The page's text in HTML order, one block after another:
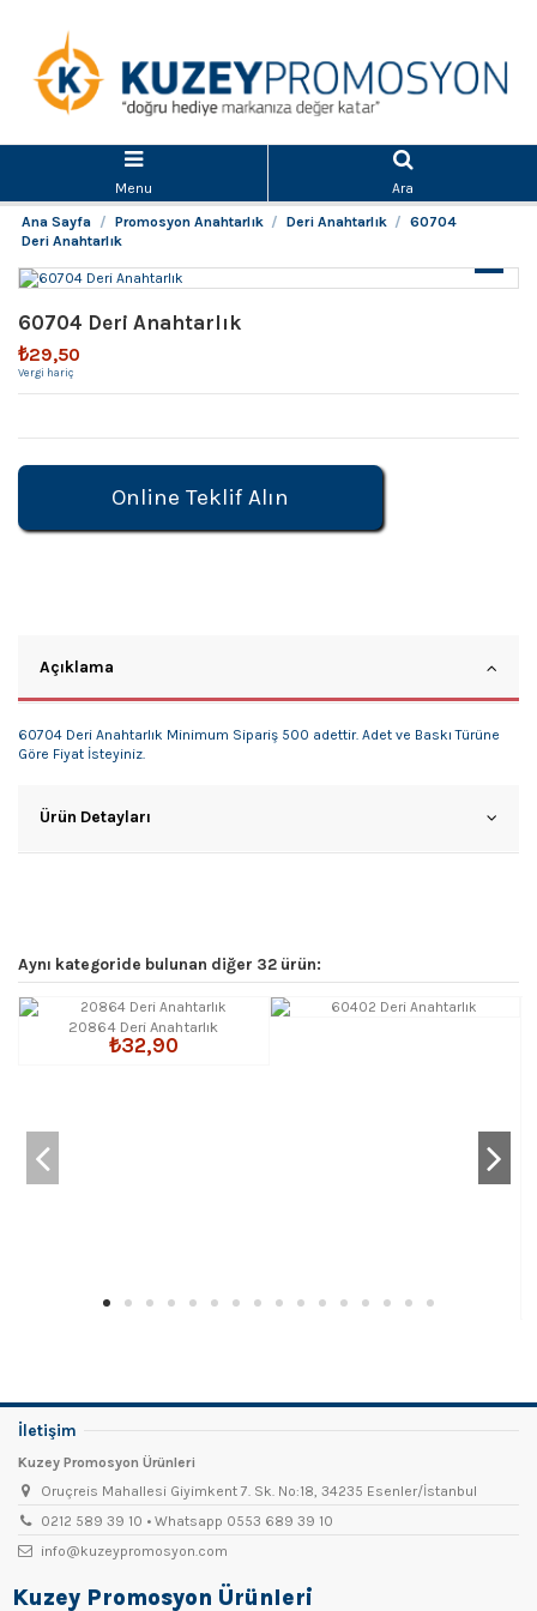
Menu
Ara
Ana Sayfa
Promosyon Anahtarlık Deri Anahtarlık
60704
Deri Anahtarlık
60704 Deri Anahtarlık
₺29,50
Vergi hariç
Online Teklif Alın
Açıklama
60704 Deri Anahtarlık Minimum Sipariş 500 adettir. Adet ve Baskı Türüne
Göre Fiyat İsteyiniz.
Ürün Detayları
Aynı kategoride bulunan diğer 32 ürün:
20864 Deri Anahtarlık
₺32,90
İletişim
Kuzey Promosyon Ürünleri
Oruçreis Mahallesi Giyimkent 7. Sk. No:18, 34235 Esenler/İstanbul
0212 589 39 10 • Whatsapp 0553 689 39 10
info@kuzeypromosyon.com
Kuzey Promosyon Ürünleri